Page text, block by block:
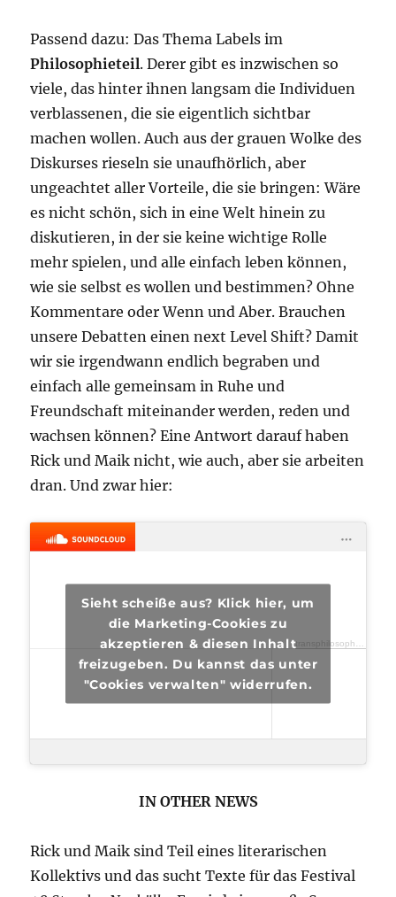
Passend dazu: Das Thema Labels im
Philosophieteil. Derer gibt es inzwischen so
viele, das hinter ihnen langsam die Individuen
verblassenen, die sie eigentlich sichtbar
machen wollen. Auch aus der grauen Wolke des
Diskurses rieseln sie unaufhörlich, aber
ungeachtet aller Vorteile, die sie bringen: Wäre
es nicht schön, sich in eine Welt hinein zu
diskutieren, in der sie keine wichtige Rolle
mehr spielen, und alle einfach leben können,
wie sie selbst es wollen und bestimmen? Ohne
Kommentare oder Wenn und Aber. Brauchen
unsere Debatten einen next Level Shift? Damit
wir sie irgendwann endlich begraben und
einfach alle gemeinsam in Ruhe und
Freundschaft miteinander werden, reden und
wachsen können? Eine Antwort darauf haben
Rick und Maik nicht, wie auch, aber sie arbeiten
dran. Und zwar hier:
Sieht scheiße aus? Klick hier, um
die Marketing-Cookies zu
akzeptieren & diesen Inhalt
freizugeben. Du kannst das unter
"Cookies verwalten" widerrufen.
IN OTHER NEWS
Rick und Maik sind Teil eines literarischen
Kollektivs und das sucht Texte für das Festival